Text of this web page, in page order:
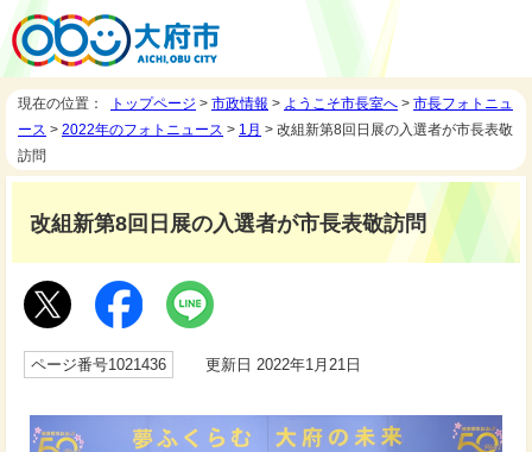
現在の位置： トップページ > 市政情報 > ようこそ市長室へ > 市長フォトニュ
ース > 2022年のフォトニュース > 1月 > 改組新第8回日展の入選者が市長表敬
訪問
改組新第8回日展の入選者が市長表敬訪問
ページ番号1021436 更新日 2022年1月21日